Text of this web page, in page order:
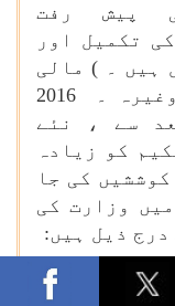
پیش رفت
تکمیل اور
ہیں ۔ ) مالی
ترقی ، کنورجنس کی حیثیت وغیرہ ۔ 2016
سے ، نئے
کو زیادہ
کی جا
وزارت کی
ذیل ہیں: